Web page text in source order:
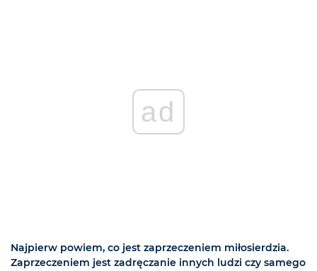
ad
Najpierw powiem, co jest zaprzeczeniem miłosierdzia.
Zaprzeczeniem jest zadręczanie innych ludzi czy samego